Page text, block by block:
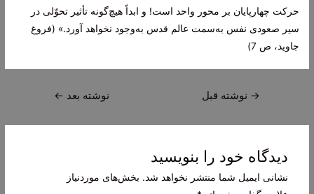
حرکت چهارپایان بر محور واحد است! و ابداً هیچ‌گونه تأثیر تحوّلی در
سیر صعودی نفس به‌سمت عالم قدس به‌وجود نخواهد آورد.» (فروغ
جاوید، ص 7)
راهبری
→ نوشته قبل نوشته بعد ←
دیدگاه‌ خود را بنویسید
نشانی ایمیل شما منتشر نخواهد شد. بخش‌های موردنیاز